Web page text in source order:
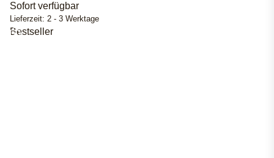
Sofort verfügbar
Lieferzeit: 2 - 3 Werktage
Bestseller